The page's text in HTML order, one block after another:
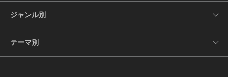
ジャンル別
テーマ別